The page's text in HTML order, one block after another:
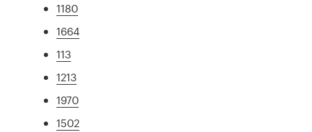
1180
1664
113
1213
1970
1502